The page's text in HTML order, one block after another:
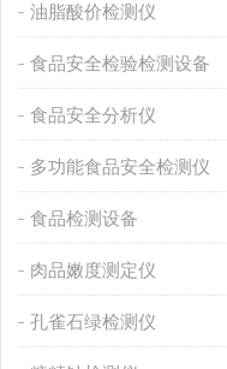
油脂酸价检测仪
食品安全检验检测设备
食品安全分析仪
多功能食品安全检测仪
食品检测设备
肉品嫩度测定仪
孔雀石绿检测仪